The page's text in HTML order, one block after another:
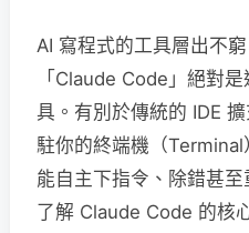
AI 寫程式的工具層出不
「Claude Code」絕對
具。有別於傳統的 IDE
駐你的終端機（
能自主下指令、除錯甚
了解 Claude Code 的核